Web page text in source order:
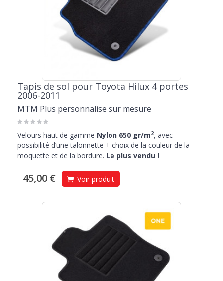
Tapis de sol pour Toyota Hilux 4 portes
2006-2011
MTM Plus personnalise sur mesure
Velours haut de gamme Nylon 650 gr/m2, avec
possibilité d’une talonnette + choix de la couleur de la
moquette et de la bordure. Le plus vendu !
45,00 € Voir produit